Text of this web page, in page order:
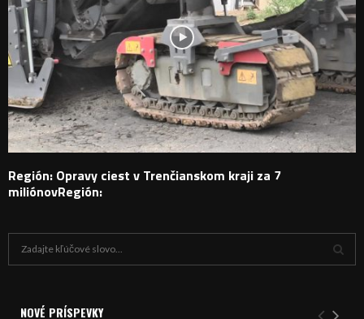
Región: Opravy ciest v Trenčianskom kraji za 7
miliónovRegión:
Y
NOVÉ PRÍSPEVKY